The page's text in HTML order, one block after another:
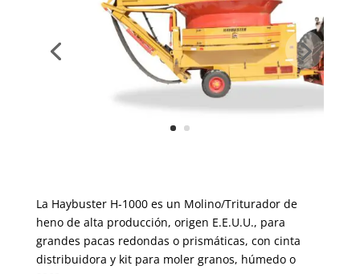
La Haybuster H-1000 es un Molino/Triturador de
heno de alta producción, origen E.E.U.U., para
grandes pacas redondas o prismáticas, con cinta
distribuidora y kit para moler granos, húmedo o